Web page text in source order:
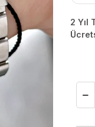
2 Yıl